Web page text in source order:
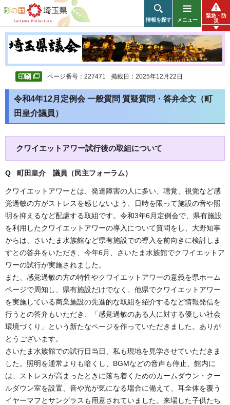
彩の国 埼玉県
情報を探す メニュー
緊急・防
災
ページ番号：227471 掲載日：2025年12月22日
令和4年12月定例会 一般質問 質疑質問・答弁全文（町
田皇介議員）
クワイエットアワー試行後の取組について
Q 町田皇介 議員（民主フォーラム）
クワイエットアワーとは、発達障害の人に多い、聴覚、視覚など感
覚過敏の方がストレスを感じないよう、日時を限って施設の音や照
明を抑えるなど配慮する取組です。令和3年6月定例会で、県有施設
を利用したクワイエットアワーの導入について質問をし、大野知事
からは、さいたま水族館など県有施設での導入を前向きに検討しま
すとの答弁をいただき、今年6月、さいたま水族館でクワイエットア
ワーの試行が実施されました。
また、感覚過敏の方の特性やクワイエットアワーの意義を県ホーム
ページで周知し、県有施設だけでなく、他県でクワイエットアワー
を実施している商業施設の先進的な取組を紹介するなど情報発信を
行うとの答弁もいただき、「感覚過敏のある人に対する優しい社会
環境づくり」という新たなページを作っていただきました。ありが
とうございます。
さいたま水族館での試行日当日、私も現地を見学させていただきま
した。照明を通常よりも暗くし、BGMなどの音声も停止、館内に
は、ストレスが高まったときに落ち着くためのカームダウン・クー
ルダウン室を設置、音や光が気になる場合に備えて、耳全体を覆う
イヤーマフとサングラスも用意されていました。来場した子供たち